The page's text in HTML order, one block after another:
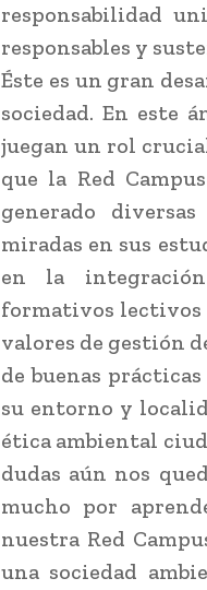
responsabilidad
responsables y
Éste es un gran
sociedad. En este
juegan un rol
que la Red
generado
miradas en sus
en la
formativos lectivos
valores de gestión
de buenas
su entorno y
ética ambiental
dudas aún nos
mucho por
nuestra Red
una sociedad